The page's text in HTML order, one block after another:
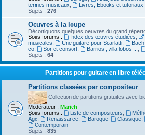
termes musicaux
Livres, Ebooks et tutoriaux
Sujets : 276
Oeuvres à la loupe
Décortiquons quelques oeuvres du grand
Sous-forums :
Index des œuvres étudiées
musicales
Une guitare pour Scarlatti, Bach
co
Sor et consort, Barrios , villa lobos ...
Sujets : 64
Partitions pour guitare en libre
Partitions classées par compositeur
Collection de partitions gratuites avec
Modérateur : Marieh
Sous-forums :
Liste de compositeurs
Âge
Renaissance, Baroque, Classique,
Contemporain
Sujets : 835